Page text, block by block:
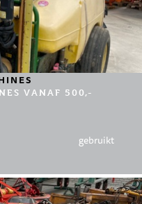
VANAF 500,-
gebruikt